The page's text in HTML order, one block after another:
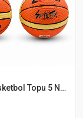
ASPO Basketbol Topu 5 Nömre